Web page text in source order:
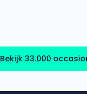
Bekijk 33.000